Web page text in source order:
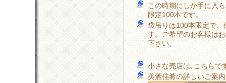
この時期にしか手に入
限定100本です。
袋吊りは100本限定で
す。ご希望のお客様は
下さい。
小さな売店は､こちらで
美酒佳肴の詳しいご案